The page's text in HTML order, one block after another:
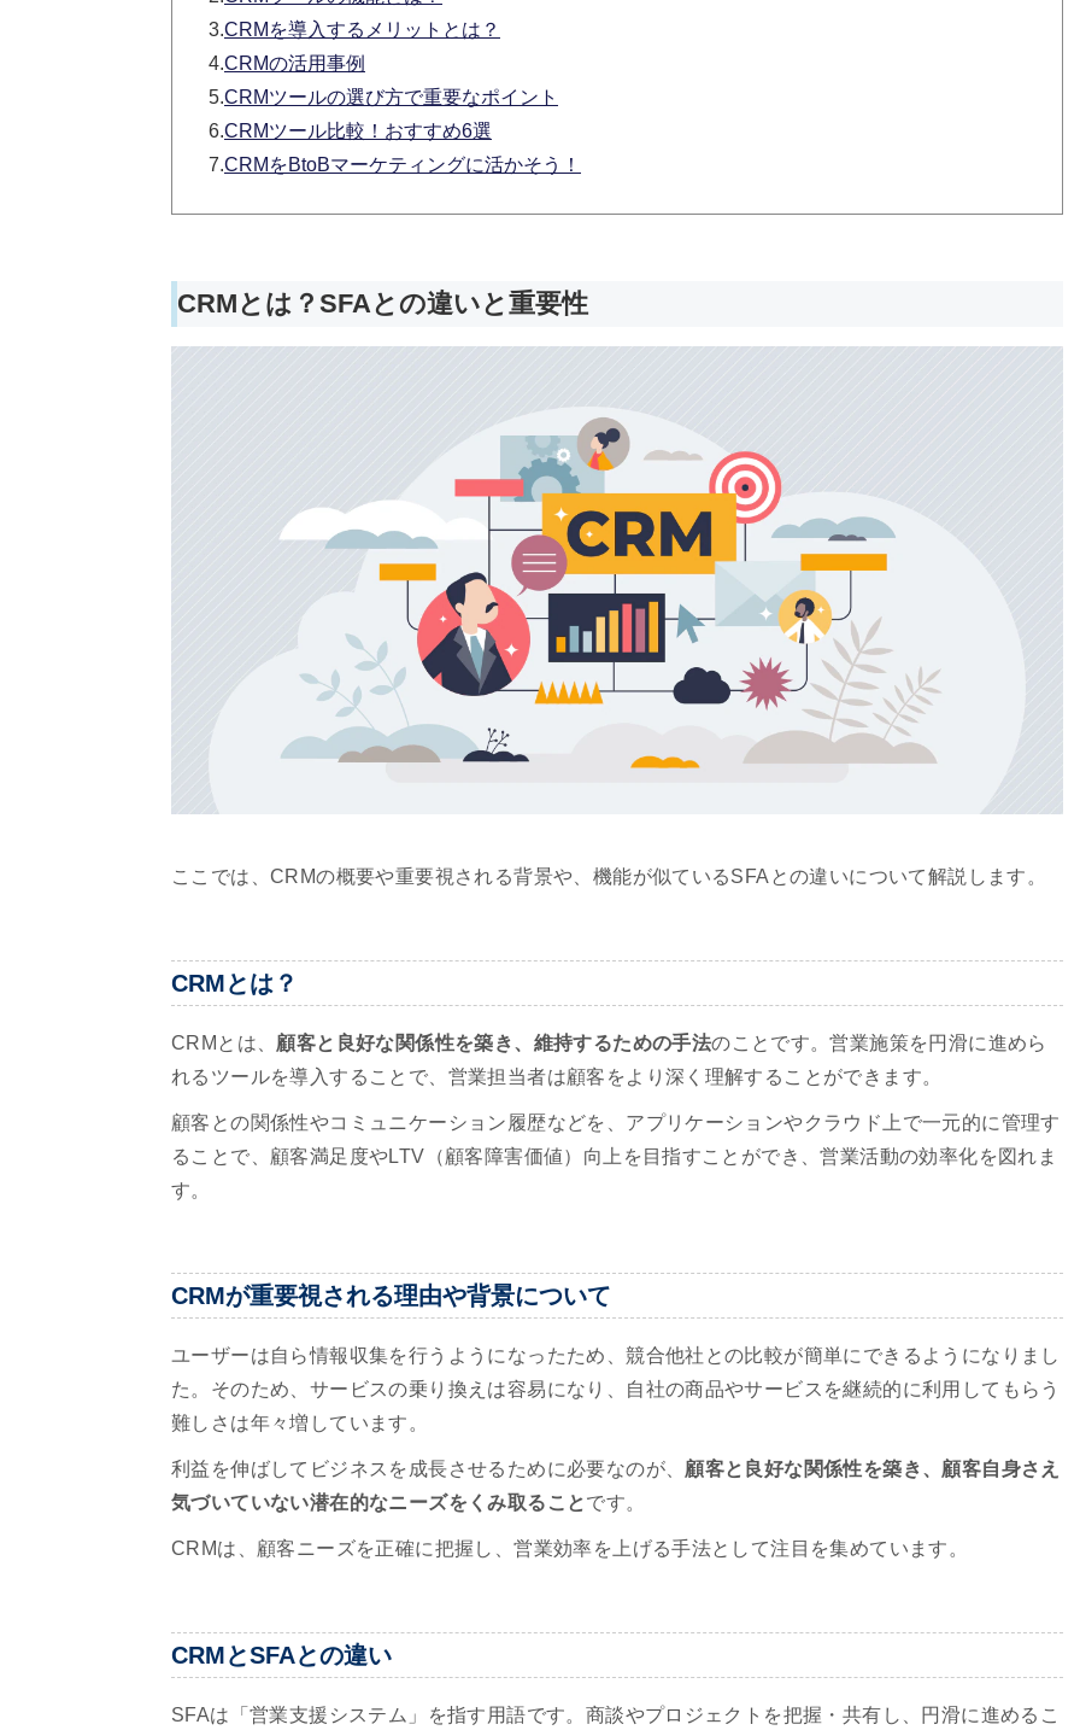
3.CRMを導入するメリットとは？
4.CRMの活用事例
5.CRMツールの選び方で重要なポイント
6.CRMツール比較！おすすめ6選
7.CRMをBtoBマーケティングに活かそう！
CRMとは？SFAとの違いと重要性
ここでは、CRMの概要や重要視される背景や、機能が似ているSFAとの違いについて解説します。
CRMとは？
CRMとは、 顧客と良好な関係性を築き、維持するための手法のことです。営業施策を円滑に進めら
れるツールを導入することで、営業担当者は顧客をより深く理解することができます。
顧客との関係性やコミュニケーション履歴などを、アプリケーションやクラウド上で一元的に管理す
ることで、顧客満足度やLTV（顧客障害価値）向上を目指すことができ、営業活動の効率化を図れま
す。
CRMが重要視される理由や背景について
ユーザーは自ら情報収集を行うようになったため、競合他社との比較が簡単にできるようになりまし
た。そのため、サービスの乗り換えは容易になり、自社の商品やサービスを継続的に利用してもらう
難しさは年々増しています。
利益を伸ばしてビジネスを成長させるために必要なのが、 顧客と良好な関係性を築き、顧客自身さえ
気づいていない潜在的なニーズをくみ取ることです。
CRMは、顧客ニーズを正確に把握し、営業効率を上げる手法として注目を集めています。
CRMとSFAとの違い
SFAは「営業支援システム」を指す用語です。商談やプロジェクトを把握・共有し、円滑に進めるこ